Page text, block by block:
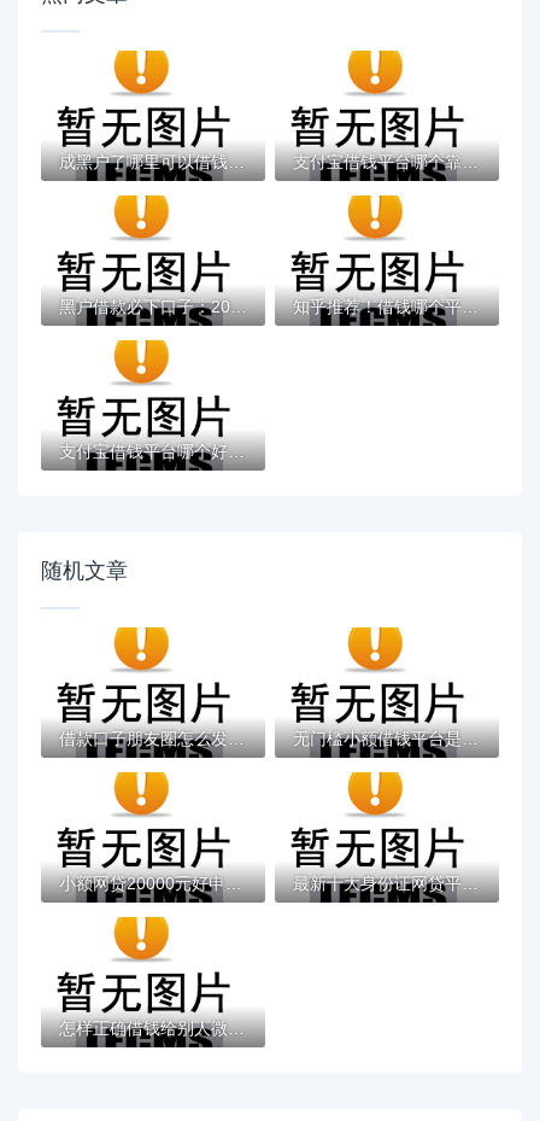
成黑户了哪里可以借钱急用啊，2025五大专属... 支付宝借钱平台哪个靠谱？实测这5款低息灵活...
黑户借款必下口子：2025推荐5个通过率100%的... 知乎推荐！借钱哪个平台靠谱？这5个低息正规...
支付宝借钱平台哪个好？实测推荐这3个靠谱低...
随机文章
借款口子朋友圈怎么发吸引人？3个文案技巧+... 无门槛小额借钱平台是真的吗？低门槛贷款暗...
小额网贷20000元好申请的网贷平台，微信也借... 最新十大身份证网贷平台，专治小赢易贷最近...
怎样正确借钱给别人微信？分享6个类似高炮口...